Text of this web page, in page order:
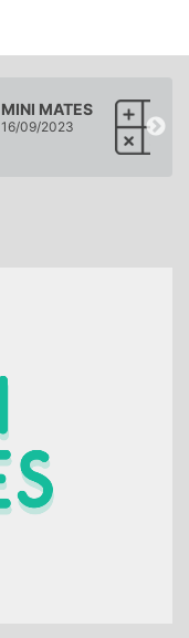
MINI MATES
16/09/2023